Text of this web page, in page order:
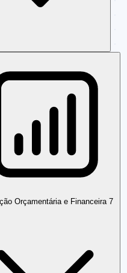
Orçamentária e Financeira 7